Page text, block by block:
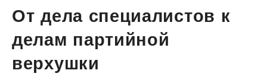
От дела специалистов к
делам партийной
верхушки